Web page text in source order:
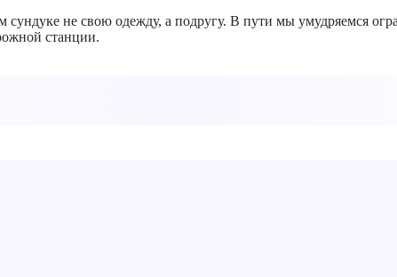
не свою одежду, а подругу. В пути мы умудряемся
станции.